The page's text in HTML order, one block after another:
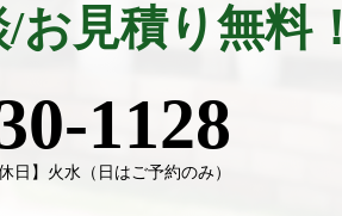
お見積り無料！
1128
日】火水（日はご予約のみ）